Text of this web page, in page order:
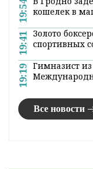
Чемпионом
в мастера
Гродно,
возможных.
еще в трех
истории
чемпионата
юному